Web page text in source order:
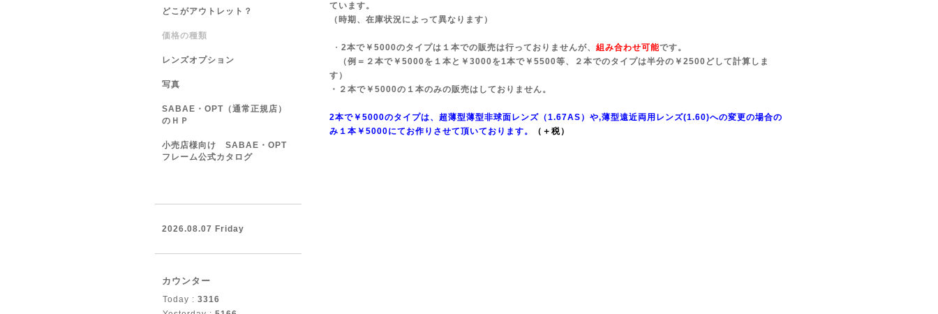
ています。
（時期、在庫状況によって異なります）
・ 2本で￥5000のタイプは１本での販売は行っておりませんが、 組み合わせ可能です。
（例＝２本で￥5000を１本と￥3000を1本で￥5500等、２本でのタイプは半分の￥2500どして計算しま
す）
・２本で￥5000の１本のみの販売はしておりません。
2本で￥5000のタイプは、超薄型薄型非球面レンズ（1.67AS）や,薄型遠近両用レンズ(1.60)への変更の場合の
み１本￥5000にてお作りさせて頂いております。
（＋税）
どこがアウトレット？
価格の種類
レンズオプション
写真
SABAE・OPT（通常正規店）
のＨＰ
小売店様向け SABAE・OPT
フレーム公式カタログ
2026.08.07 Friday
カウンター
Today : 3316